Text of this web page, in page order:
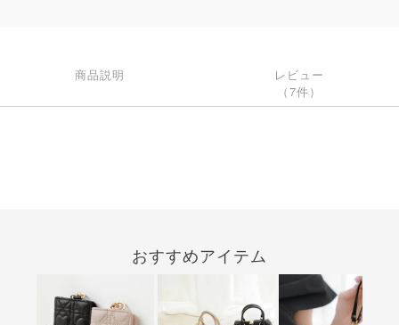
商品説明
レビュー
（7件）
おすすめアイテム